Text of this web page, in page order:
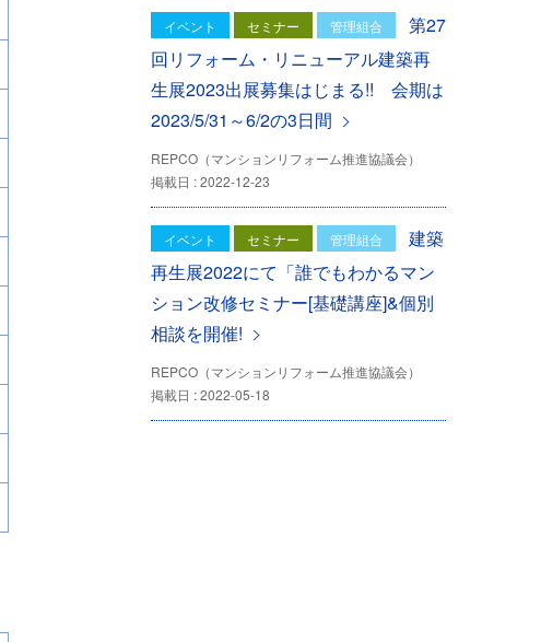
イベント セミナー 管理組合
第27
回リフォーム・リニューアル建築再
生展2023出展募集はじまる!! 会期は
2023/5/31～6/2の3日間
REPCO（マンションリフォーム推進協議会）
掲載日 : 2022-12-23
イベント セミナー 管理組合
建築
再生展2022にて「誰でもわかるマン
ション改修セミナー[基礎講座]&個別
相談を開催!
REPCO（マンションリフォーム推進協議会）
掲載日 : 2022-05-18